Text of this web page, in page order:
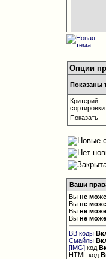
Опции
Показаны
Критерий
сортировки
Показать
Ваши
Выне
Выне
Выне
Выне
BB коды
Смайлы
[IMG] код
HTML код